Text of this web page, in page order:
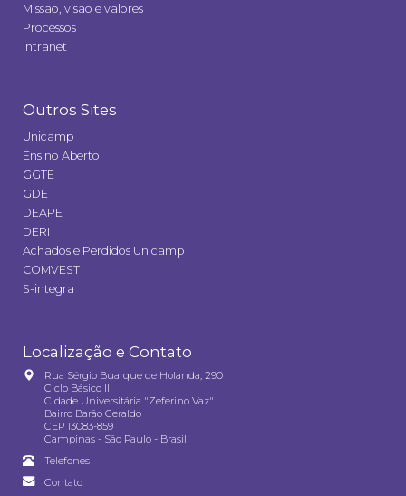
Missão, visão e valores
Processos
Intranet
Outros Sites
Unicamp
Ensino Aberto
GGTE
GDE
DEAPE
DERI
Achados e Perdidos Unicamp
COMVEST
S-integra
Localização e Contato
Rua Sérgio Buarque de Holanda, 290
Ciclo Básico II
Cidade Universitária "Zeferino Vaz"
Bairro Barão Geraldo
CEP 13083-859
Campinas - São Paulo - Brasil
Telefones
Contato